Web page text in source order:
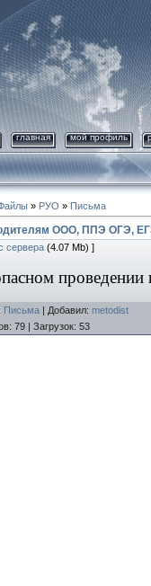
главная мой профиль
» РУО » Письма
ООО, ППЭ ОГЭ,
сервера (4.07 Mb) ]
проведении
Письма | Добавил: metodist
: 79 | Загрузок: 53